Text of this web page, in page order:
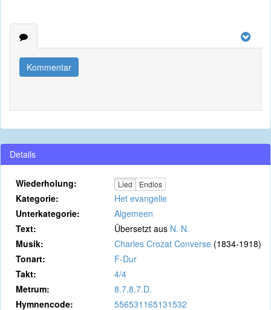
Kommentar
Details
Wiederholung: Lied Endlos
Kategorie:
Het evangelie
Unterkategorie:
Algemeen
Text:
Übersetzt aus N. N.
Musik:
Charles Crozat Converse (1834-1918)
Tonart:
F-Dur
Takt:
4/4
Metrum:
8.7.8.7.D.
Hymnencode:
556531165131532